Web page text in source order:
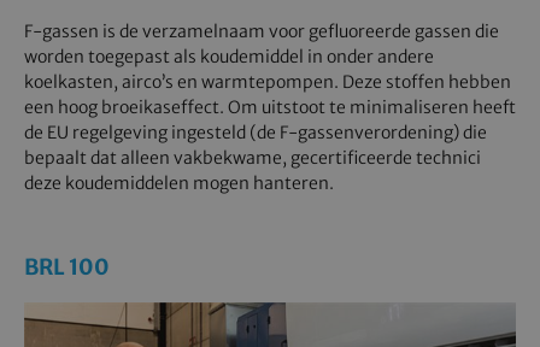
F-gassen is de verzamelnaam voor gefluoreerde gassen die
worden toegepast als koudemiddel in onder andere
koelkasten, airco’s en warmtepompen. Deze stoffen hebben
een hoog broeikaseffect. Om uitstoot te minimaliseren heeft
de EU regelgeving ingesteld (de F-gassenverordening) die
bepaalt dat alleen vakbekwame, gecertificeerde technici
deze koudemiddelen mogen hanteren.
BRL 100